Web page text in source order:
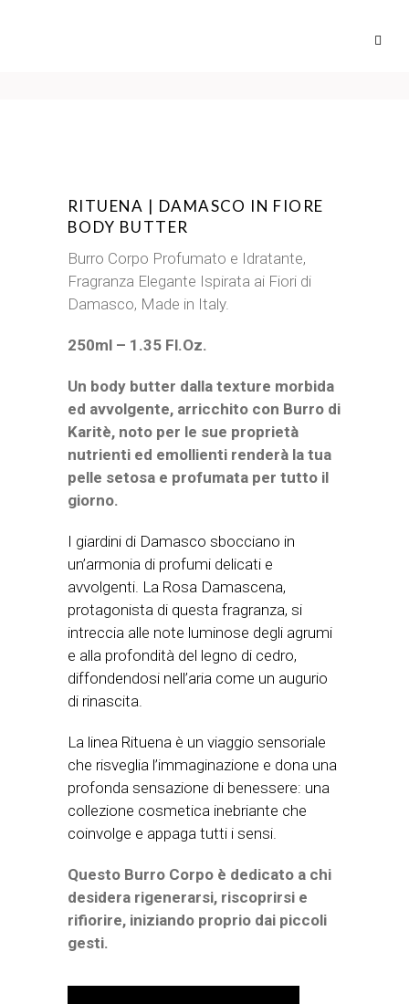
RITUENA | DAMASCO IN FIORE
BODY BUTTER
Burro Corpo Profumato e Idratante,
Fragranza Elegante Ispirata ai Fiori di
Damasco, Made in Italy.
250ml – 1.35 Fl.Oz.
Un body butter dalla texture morbida
ed avvolgente, arricchito con Burro di
Karitè, noto per le sue proprietà
nutrienti ed emollienti renderà la tua
pelle setosa e profumata per tutto il
giorno.
I giardini di Damasco sbocciano in
un’armonia di profumi delicati e
avvolgenti. La Rosa Damascena,
protagonista di questa fragranza, si
intreccia alle note luminose degli agrumi
e alla profondità del legno di cedro,
diffondendosi nell’aria come un augurio
di rinascita.
La linea Rituena è un viaggio sensoriale
che risveglia l’immaginazione e dona una
profonda sensazione di benessere: una
collezione cosmetica inebriante che
coinvolge e appaga tutti i sensi.
Questo Burro Corpo è dedicato a chi
desidera rigenerarsi, riscoprirsi e
rifiorire, iniziando proprio dai piccoli
gesti.